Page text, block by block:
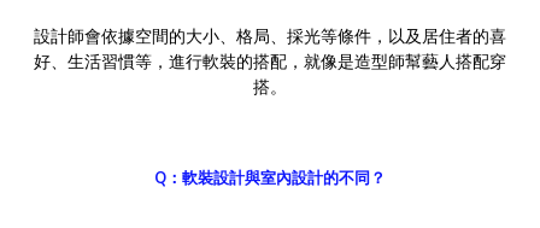
設計師會依據空間的大小、格局、採光等條件，以及居住者的喜
好、生活習慣等，進行軟裝的搭配，就像是造型師幫藝人搭配穿
搭。
Q：軟裝設計與室內設計的不同？